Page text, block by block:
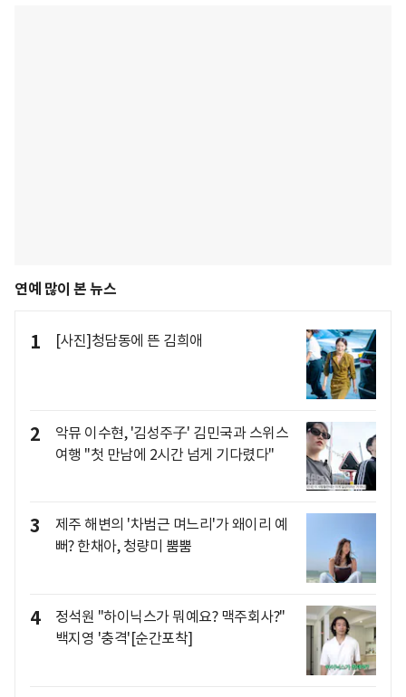
연예 많이 본 뉴스
1 [사진]청담동에 뜬 김희애
2
악뮤 이수현, '김성주子' 김민국과 스위스
여행 "첫 만남에 2시간 넘게 기다렸다"
3
제주 해변의 '차범근 며느리'가 왜이리 예
뻐? 한채아, 청량미 뿜뿜
4
정석원 "하이닉스가 뭐예요? 맥주회사?"
백지영 '충격'[순간포착]